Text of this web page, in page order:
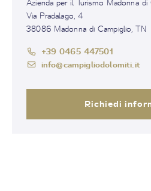
Azienda per il Turismo Madonna di
Via Pradalago, 4
38086 Madonna di Campiglio, TN
+39 0465 447501
info@campigliodolomiti.it
Richiedi